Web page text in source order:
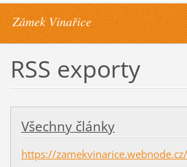
Zámek Vinařice
RSS exporty
Všechny články
https://